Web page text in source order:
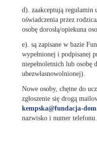
d). zaakceptują regulamin
oświadczenia przez
osobę dorosłą/opiekuna
e). są zapisane w bazie
wypełnionej i podpisanej
niepełnoletnich lub osobę
ubezwłasnowolnionej).
Nowe osoby, chętne do
zgłoszenie się drogą
kempska@fundacja-
nazwisko i numer telefonu.